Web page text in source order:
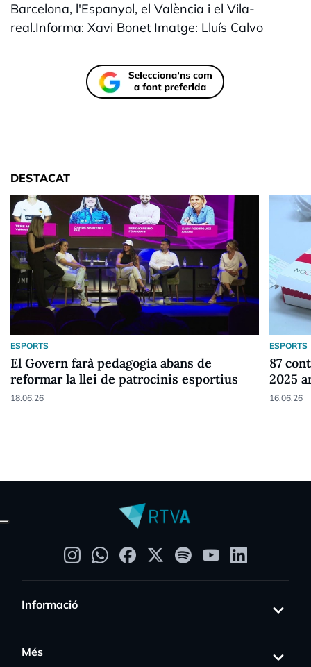
Barcelona, l'Espanyol, el València i el Vila-
real.Informa: Xavi Bonet Imatge: Lluís Calvo
DESTACAT
ESPORTS
El Govern farà pedagogia abans de
reformar la llei de patrocinis esportius
18.06.26
ESPORTS
87
2025
16.06.26
Informació
Més